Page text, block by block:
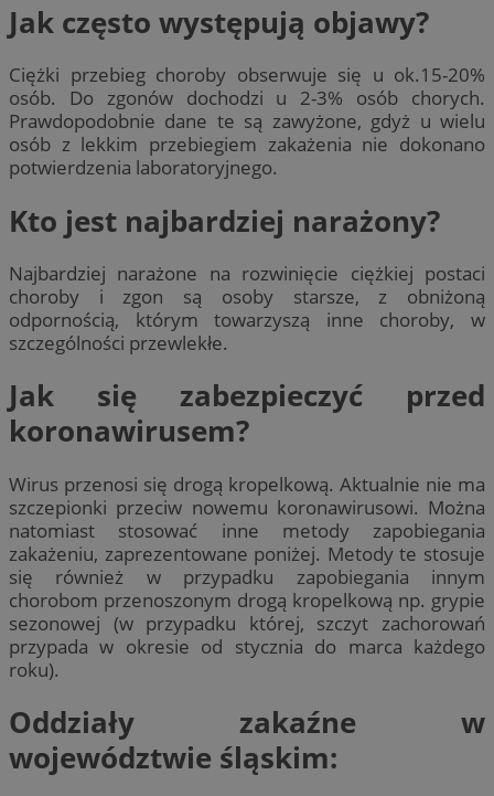
Jak często występują objawy?
Ciężki przebieg choroby obserwuje się u ok.15-20%
osób. Do zgonów dochodzi u 2-3% osób chorych.
Prawdopodobnie dane te są zawyżone, gdyż u wielu
osób z lekkim przebiegiem zakażenia nie dokonano
potwierdzenia laboratoryjnego.
Kto jest najbardziej narażony?
Najbardziej narażone na rozwinięcie ciężkiej postaci
choroby i zgon są osoby starsze, z obniżoną
odpornością, którym towarzyszą inne choroby, w
szczególności przewlekłe.
Jak się zabezpieczyć przed
koronawirusem?
Wirus przenosi się drogą kropelkową. Aktualnie nie ma
szczepionki przeciw nowemu koronawirusowi. Można
natomiast stosować inne metody zapobiegania
zakażeniu, zaprezentowane poniżej. Metody te stosuje
się również w przypadku zapobiegania innym
chorobom przenoszonym drogą kropelkową np. grypie
sezonowej (w przypadku której, szczyt zachorowań
przypada w okresie od stycznia do marca każdego
roku).
Oddziały zakaźne w
województwie śląskim: